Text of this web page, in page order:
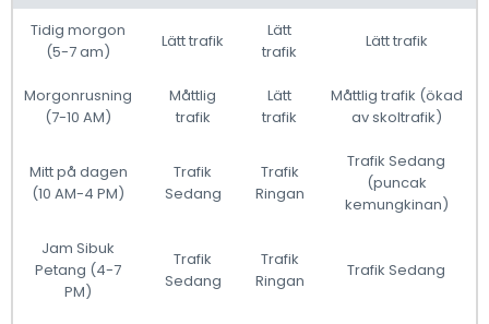
Tidig morgon
(5-7 am)
Lätt trafik
Lätt
trafik
Lätt trafik
Morgonrusning
(7-10 AM)
Måttlig
trafik
Lätt
trafik
Måttlig trafik (ökad
av skoltrafik)
Mitt på dagen
(10 AM-4 PM)
Trafik
Sedang
Trafik
Ringan
Trafik Sedang
(puncak
kemungkinan)
Jam Sibuk
Petang (4-7
PM)
Trafik
Sedang
Trafik
Ringan
Trafik Sedang